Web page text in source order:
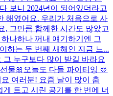
보니 2024년이 되어있더라고
해였어요. 우리가 처음으로 사
, 그만큼 함께한 시간도 많았고
나하나 꺼내 얘기하기엔 그
하는 두 번째 새해인 지금 느...
누구보다 많이 받길 바라요
물🎀 오늘도 다들 파이티잉 🫶
여러분! 요즘 날이 많이 춥
트고 시린 공기를 한 번에 너